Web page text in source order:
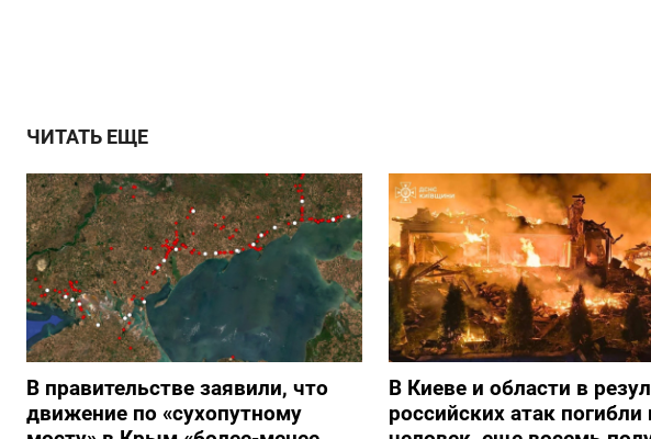
ЧИТАТЬ ЕЩЕ
В правительстве заявили, что
движение по «сухопутному
В Киеве и области в
российских атак погибли